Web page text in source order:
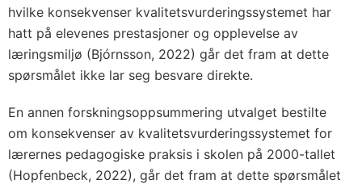
hvilke konsekvenser kvalitetsvurderingssystemet har
hatt på elevenes prestasjoner og opplevelse av
læringsmiljø (Bjórnsson, 2022) går det fram at dette
spørsmålet ikke lar seg besvare direkte.
En annen forskningsoppsummering utvalget bestilte
om konsekvenser av kvalitetsvurderingssystemet for
lærernes pedagogiske praksis i skolen på 2000-tallet
(Hopfenbeck, 2022), går det fram at dette spørsmålet